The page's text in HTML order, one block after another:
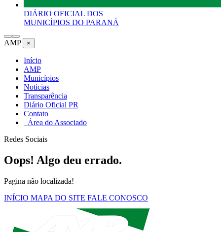
DIÁRIO OFICIAL DOS
MUNICÍPIOS DO PARANÁ
AMP ×
Início
AMP
Municípios
Notícias
Transparência
Diário Oficial PR
Contato
Área do Associado
Redes Sociais
Oops! Algo deu errado.
Pagina não localizada!
INÍCIO MAPA DO SITE FALE CONOSCO